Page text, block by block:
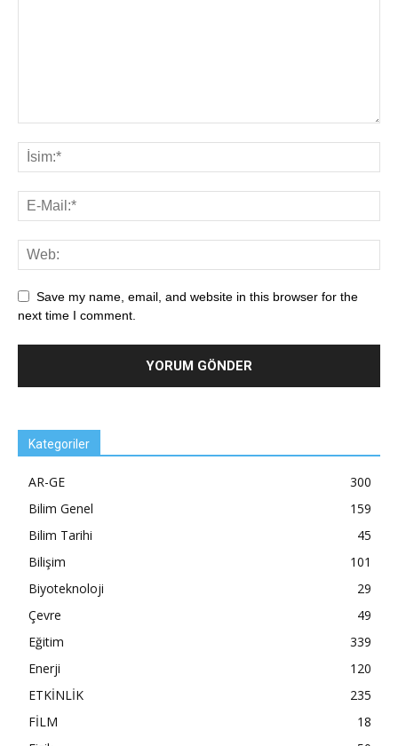
Save my name, email, and website in this browser for the
next time I comment.
Kategoriler
AR-GE
300
Bilim Genel
159
Bilim Tarihi
45
Bilişim
101
Biyoteknoloji
29
Çevre
49
Eğitim
339
Enerji
120
ETKİNLİK
235
FİLM
18